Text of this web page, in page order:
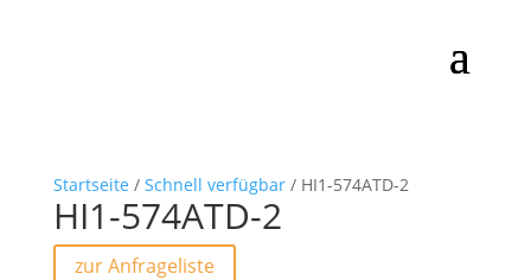
Startseite / Schnell verfügbar/ HI1-574ATD-2
HI1-574ATD-2
zur Anfrageliste